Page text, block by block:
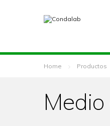
Home Productos